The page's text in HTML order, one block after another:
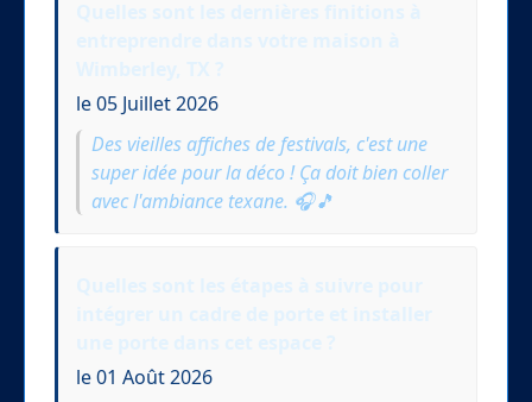
le 05 Juillet 2026
Des vieilles affiches de festivals, c'est une
super idée pour la déco ! Ça doit bien coller
avec l'ambiance texane. 🎧🎵
le 01 Août 2026